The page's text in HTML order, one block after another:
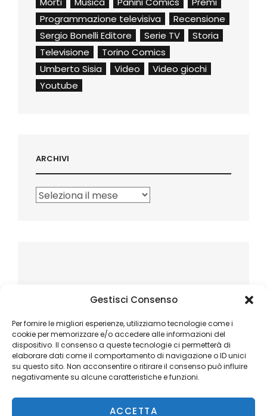
Gestisci Consenso
Per fornire le migliori esperienze, utilizziamo tecnologie come i
cookie per memorizzare e/o accedere alle informazioni del
dispositivo. Il consenso a queste tecnologie ci permetterà di
elaborare dati come il comportamento di navigazione o ID unici
su questo sito. Non acconsentire o ritirare il consenso può influire
negativamente su alcune caratteristiche e funzioni.
ACCETTA
Programmazione televisiva
Recensione
Sergio Bonelli Editore
Serie TV
Storia
Televisione
Torino Comics
Umberto Sisia
Video
Video giochi
Youtube
ARCHIVI
Archivi